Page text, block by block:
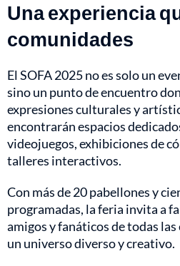
Una experiencia
comunidades
El SOFA 2025 no es solo un
sino un punto de encuentro
expresiones culturales y
encontrarán espacios
videojuegos, exhibiciones de
talleres interactivos.
Con más de 20 pabellones y
programadas, la feria invita a
amigos y fanáticos de todas las
un universo diverso y creativo.